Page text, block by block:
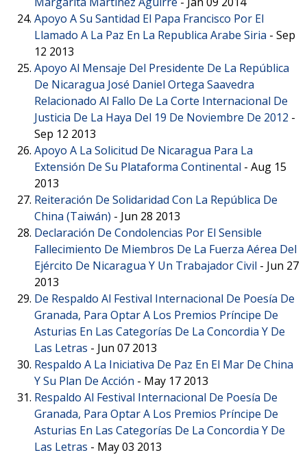
Apoyo A Su Santidad El Papa Francisco Por El
Llamado A La Paz En La Republica Arabe Siria - Sep
12 2013
Apoyo Al Mensaje Del Presidente De La República
De Nicaragua José Daniel Ortega Saavedra
Relacionado Al Fallo De La Corte Internacional De
Justicia De La Haya Del 19 De Noviembre De 2012 -
Sep 12 2013
Apoyo A La Solicitud De Nicaragua Para La
Extensión De Su Plataforma Continental - Aug 15
2013
Reiteración De Solidaridad Con La República De
China (Taiwán) - Jun 28 2013
Declaración De Condolencias Por El Sensible
Fallecimiento De Miembros De La Fuerza Aérea Del
Ejército De Nicaragua Y Un Trabajador Civil - Jun 27
2013
De Respaldo Al Festival Internacional De Poesía De
Granada, Para Optar A Los Premios Príncipe De
Asturias En Las Categorías De La Concordia Y De
Las Letras - Jun 07 2013
Respaldo A La Iniciativa De Paz En El Mar De China
Y Su Plan De Acción - May 17 2013
Respaldo Al Festival Internacional De Poesía De
Granada, Para Optar A Los Premios Príncipe De
Asturias En Las Categorías De La Concordia Y De
Las Letras - May 03 2013